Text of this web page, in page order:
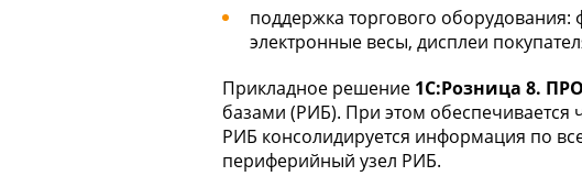
поддержка торгового
электронные весы, дисплеи
Прикладное решение 1С:Розница 8.
базами (РИБ). При этом обеспечивается
РИБ консолидируется информация по
периферийный узел РИБ.